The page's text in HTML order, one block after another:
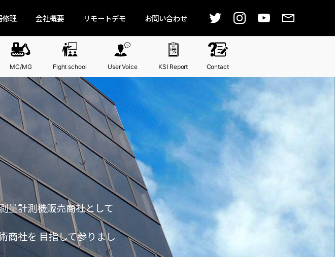
修理 会社概要 リモートデモ お問い合わせ
MC/MG Flght school User Voice KSI Report Contact
計測機販売商社として
商社を 目指して参りまし